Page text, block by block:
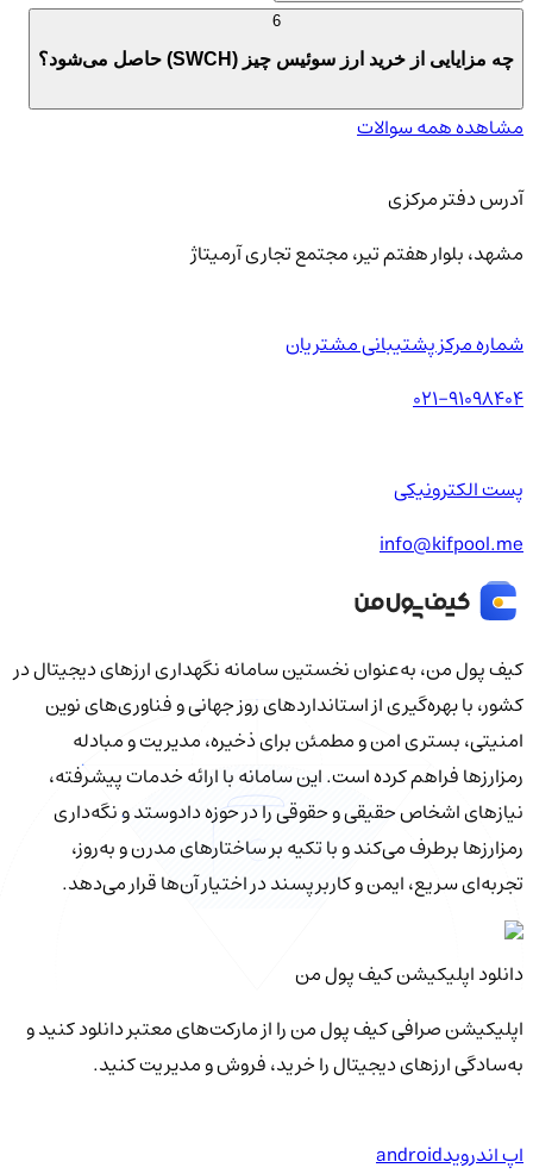
چه مزایایی از خرید ارز سوئیس چیز (SWCH) حاصل می‌شود؟
مشاهده همه سوالات
آدرس دفتر مرکزی
مشهد، بلوار هفتم تیر، مجتمع تجاری آرمیتاژ
شماره مرکز پشتیبانی مشتریان
021-91098404
پست الکترونیکی
info@kifpool.me
کیف‌ پول من، به‌عنوان نخستین سامانه نگهداری ارزهای دیجیتال در
کشور، با بهره‌گیری از استانداردهای روز جهانی و فناوری‌های نوین
امنیتی، بستری امن و مطمئن برای ذخیره، مدیریت و مبادله
رمزارزها فراهم کرده است. این سامانه با ارائه خدمات پیشرفته،
نیازهای اشخاص حقیقی و حقوقی را در حوزه دادوستد و نگه‌داری
رمزارزها برطرف می‌کند و با تکیه بر ساختارهای مدرن و به‌روز،
تجربه‌ای سریع، ایمن و کاربرپسند در اختیار آن‌ها قرار می‌دهد.
دانلود اپلیکیشن کیف‌ پول من
اپلیکیشن صرافی کیف پول من را از مارکت‌های معتبر دانلود کنید و
به‌سادگی ارزهای دیجیتال را خرید، فروش و مدیریت کنید.
اپ اندرویدandroid